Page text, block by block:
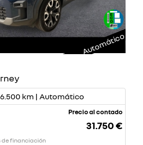
Automático
km | Automático
de financiación
Precio al contado
31.750 €